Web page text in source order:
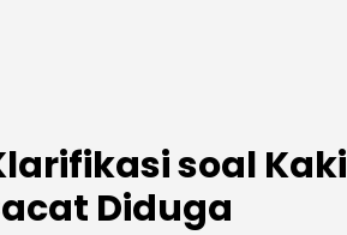
soal Kaki
Diduga